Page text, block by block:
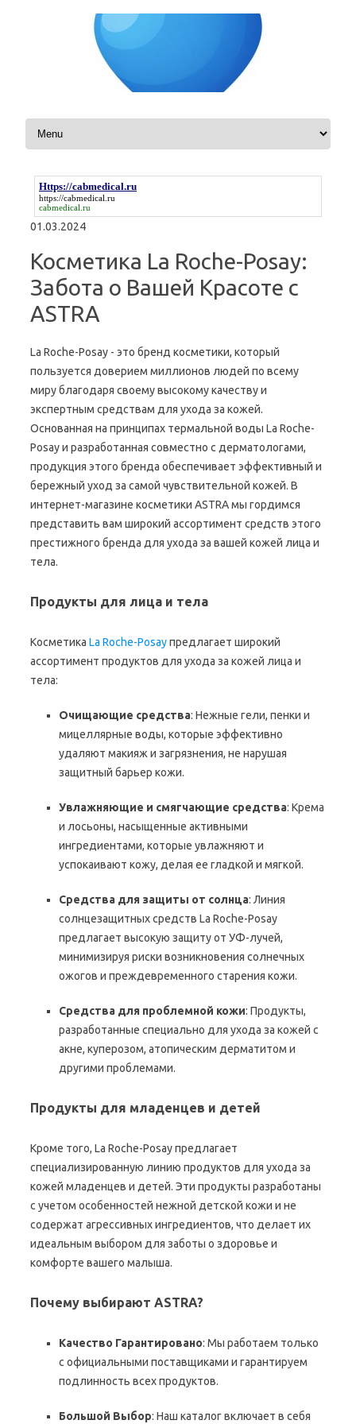
Skip to content
Https://cabmedical.ru
https://cabmedical.ru
cabmedical.ru
01.03.2024
Косметика La Roche-Posay:
Забота о Вашей Красоте с
ASTRA
La Roche-Posay - это бренд косметики, который
пользуется доверием миллионов людей по всему
миру благодаря своему высокому качеству и
экспертным средствам для ухода за кожей.
Основанная на принципах термальной воды La Roche-
Posay и разработанная совместно с дерматологами,
продукция этого бренда обеспечивает эффективный и
бережный уход за самой чувствительной кожей. В
интернет-магазине косметики ASTRA мы гордимся
представить вам широкий ассортимент средств этого
престижного бренда для ухода за вашей кожей лица и
тела.
Продукты для лица и тела
Косметика La Roche-Posayпредлагает широкий
ассортимент продуктов для ухода за кожей лица и
тела:
Очищающие средства: Нежные гели, пенки и
мицеллярные воды, которые эффективно
удаляют макияж и загрязнения, не нарушая
защитный барьер кожи.
Увлажняющие и смягчающие средства: Крема
и лосьоны, насыщенные активными
ингредиентами, которые увлажняют и
успокаивают кожу, делая ее гладкой и мягкой.
Средства для защиты от солнца: Линия
солнцезащитных средств La Roche-Posay
предлагает высокую защиту от УФ-лучей,
минимизируя риски возникновения солнечных
ожогов и преждевременного старения кожи.
Средства для проблемной кожи: Продукты,
разработанные специально для ухода за кожей с
акне, куперозом, атопическим дерматитом и
другими проблемами.
Продукты для младенцев и детей
Кроме того, La Roche-Posay предлагает
специализированную линию продуктов для ухода за
кожей младенцев и детей. Эти продукты разработаны
с учетом особенностей нежной детской кожи и не
содержат агрессивных ингредиентов, что делает их
идеальным выбором для заботы о здоровье и
комфорте вашего малыша.
Почему выбирают ASTRA?
Качество Гарантировано: Мы работаем только
с официальными поставщиками и гарантируем
подлинность всех продуктов.
Большой Выбор: Наш каталог включает в себя